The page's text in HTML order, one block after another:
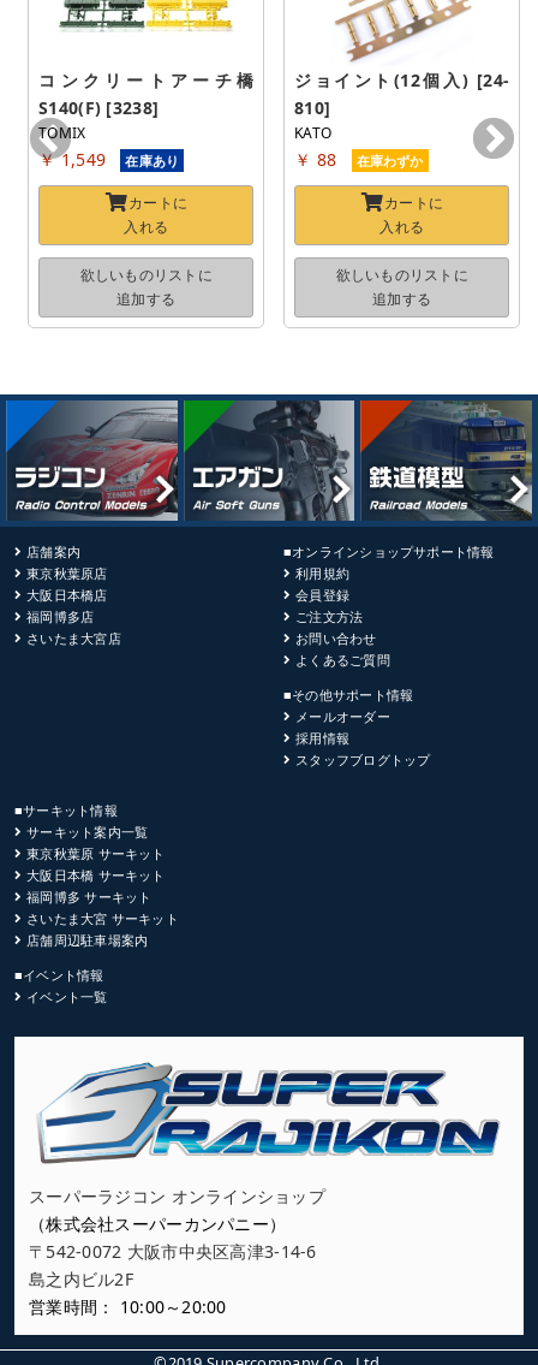
コンクリートアーチ橋
S140(F) [3238]
TOMIX
￥ 1,549 在庫あり
カートに
入れる
欲しいものリストに
追加する
ジョイント(12個入) [24-
810]
KATO
￥ 88 在庫わずか
カートに
入れる
欲しいものリストに
追加する
店舗案内
東京秋葉原店
大阪日本橋店
福岡博多店
さいたま大宮店
■オンラインショップサポート情報
利用規約
会員登録
ご注文方法
お問い合わせ
よくあるご質問
■その他サポート情報
メールオーダー
採用情報
スタッフブログトップ
■サーキット情報
サーキット案内一覧
東京秋葉原 サーキット
大阪日本橋 サーキット
福岡博多 サーキット
さいたま大宮 サーキット
店舗周辺駐車場案内
■イベント情報
イベント一覧
スーパーラジコン オンラインショップ
（株式会社スーパーカンパニー）
〒542-0072 大阪市中央区高津3-14-6
島之内ビル2F
営業時間： 10:00～20:00